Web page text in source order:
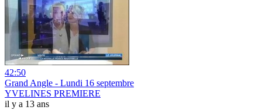
42:50
Grand Angle - Lundi 16 septembre
YVELINES PREMIERE
il y a 13 ans